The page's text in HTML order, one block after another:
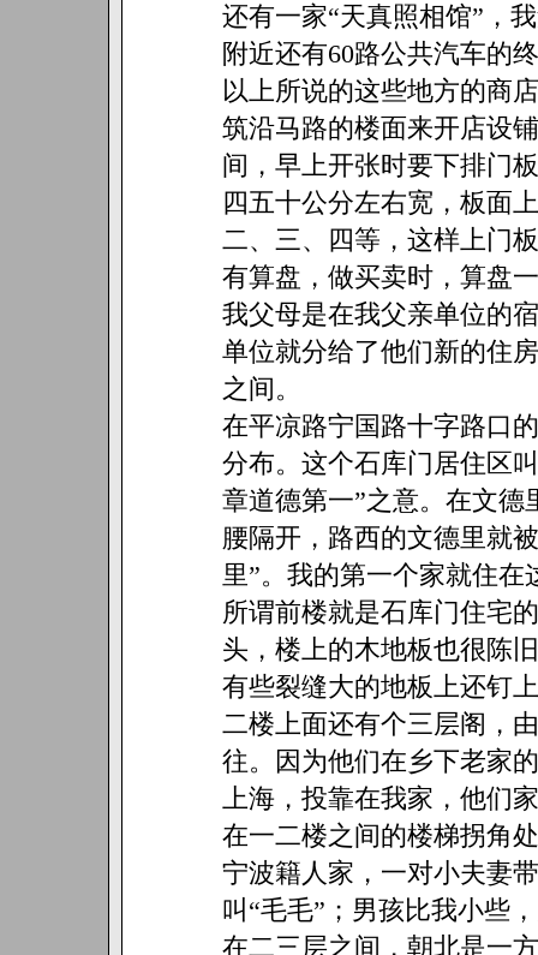
还有一家“天真照相馆”，
附近还有60路公共汽车的
以上所说的这些地方的商
筑沿马路的楼面来开店设
间，早上开张时要下排门
四五十公分左右宽，板面
二、三、四等，这样上门
有算盘，做买卖时，算盘
我父母是在我父亲单位的
单位就分给了他们新的住
之间。
在平凉路宁国路十字路口
分布。这个石库门居住区
章道德第一”之意。在文
腰隔开，路西的文德里就
里”。我的第一个家就住
所谓前楼就是石库门住宅
头，楼上的木地板也很陈
有些裂缝大的地板上还钉
二楼上面还有个三层阁，
往。因为他们在乡下老家
上海，投靠在我家，他们
在一二楼之间的楼梯拐角
宁波籍人家，一对小夫妻
叫“毛毛”；男孩比我小些
在二三层之间，朝北是一